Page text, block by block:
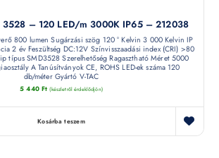
3528 – 120 LED/m 3000K IP65 – 212038
800 lumen Sugárzási szög 120 ° Kelvin 3 000 Kelvin IP
2 év Feszültség DC:12V Színvisszaadási index (CRI) >80
típus SMD3528 Szerelhetőség Ragasztható Méret 5000
A Tanúsítványok CE, ROHS LED-ek száma 120
db/méter Gyártó V-TAC
5 440 Ft (készletről érdeklődjön)
Kosárba teszem